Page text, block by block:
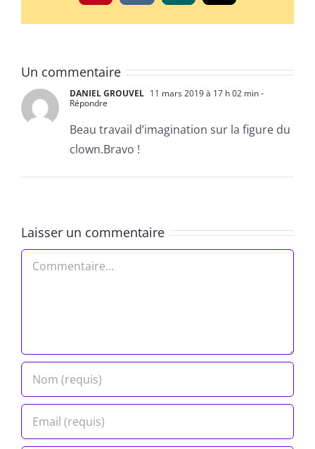
Un commentaire
DANIEL GROUVEL 11 mars 2019 à 17 h 02 min-
Répondre
Beau travail d’imagination sur la figure du
clown.Bravo !
Laisser un commentaire
Commentaire